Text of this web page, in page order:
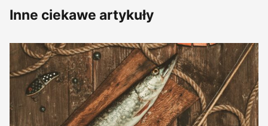
Inne ciekawe artykuły